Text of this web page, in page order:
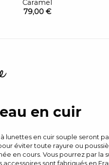
Caramel
79,00 €
en cuir
lunettes en cuir souple seront
éviter toute rayure ou
en cours. Vous pourrez par
sont fabriqués en